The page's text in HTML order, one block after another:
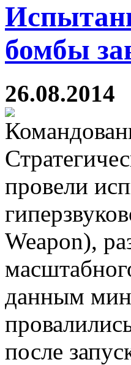
бомбы
26.08.2014
провели
Weapon),
данным
после